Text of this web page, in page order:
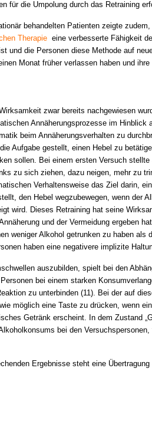
für die Umpolung durch das Retraining
behandelten Patienten zeigte
Therapie eine verbesserte Fähigkeit
und die Personen diese Methode auf
Monat früher verlassen haben und
zwar bereits nachgewiesen
Annäherungsprozesse im
beim Annäherungsverhalten zu
Aufgabe gestellt, einen Hebel zu
sollen. Bei einem ersten Versuch
zu sich ziehen, dazu neigen, mehr zu
Verhaltensweise das Ziel darin,
den Hebel wegzubewegen, wenn der
wird. Dieses Retraining hat seine
und der Vermeidung ergeben
weniger Alkohol getrunken zu haben
haben eine negativere implizite
auszubilden, spielt bei den
bei einem starken
zu unterbinden (11). Bei der auf
möglich eine Taste zu drücken, wenn
Getränk erscheint. In dem Zustand
bei den
Ergebnisse steht eine